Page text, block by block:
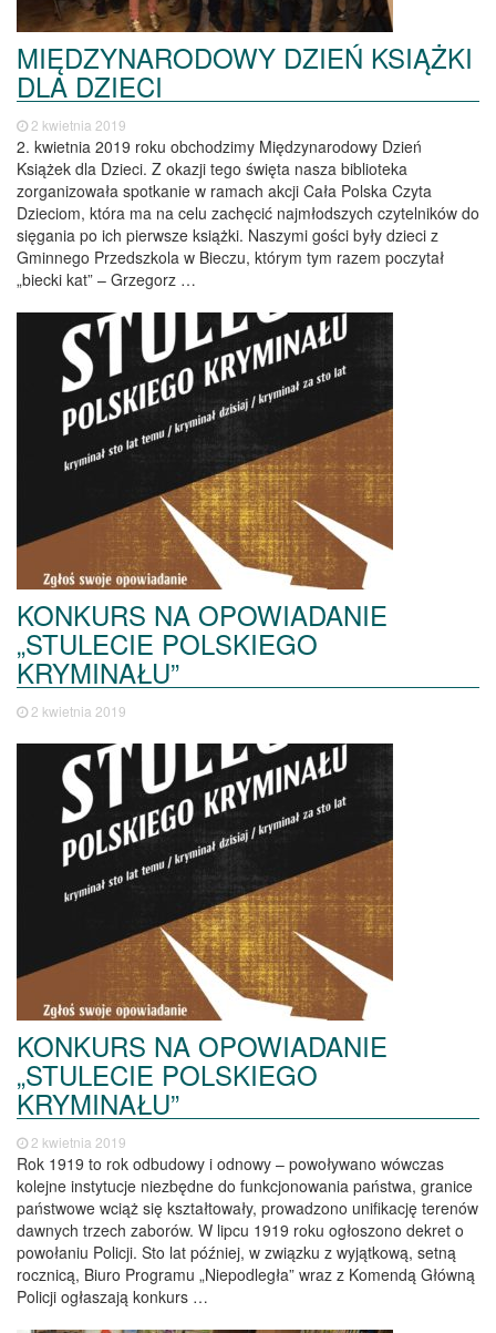
MIĘDZYNARODOWY DZIEŃ KSIĄŻKI
DLA DZIECI
2 kwietnia 2019
2. kwietnia 2019 roku obchodzimy Międzynarodowy Dzień
Książek dla Dzieci. Z okazji tego święta nasza biblioteka
zorganizowała spotkanie w ramach akcji Cała Polska Czyta
Dzieciom, która ma na celu zachęcić najmłodszych czytelników do
sięgania po ich pierwsze książki. Naszymi gości były dzieci z
Gminnego Przedszkola w Bieczu, którym tym razem poczytał
„biecki kat” – Grzegorz …
KONKURS NA OPOWIADANIE
„STULECIE POLSKIEGO
KRYMINAŁU”
2 kwietnia 2019
KONKURS NA OPOWIADANIE
„STULECIE POLSKIEGO
KRYMINAŁU”
2 kwietnia 2019
Rok 1919 to rok odbudowy i odnowy – powoływano wówczas
kolejne instytucje niezbędne do funkcjonowania państwa, granice
państwowe wciąż się kształtowały, prowadzono unifikację terenów
dawnych trzech zaborów. W lipcu 1919 roku ogłoszono dekret o
powołaniu Policji. Sto lat później, w związku z wyjątkową, setną
rocznicą, Biuro Programu „Niepodległa” wraz z Komendą Główną
Policji ogłaszają konkurs …